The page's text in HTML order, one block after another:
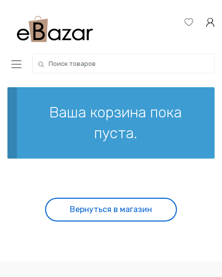
navigation
content
for:
Ваша корзина пока
пуста.
Вернуться в магазин